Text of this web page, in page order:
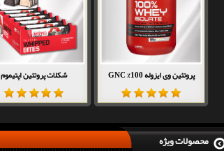
پروتئین وی ایزوله 100% GNC شکلات پروتئین اپتیموم
محصولات ویژه